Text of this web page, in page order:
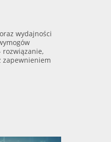
wydajności
rozwiązanie,
zapewnieniem